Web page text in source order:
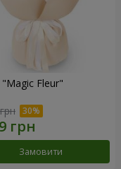
"Magic Fleur"
Замовити